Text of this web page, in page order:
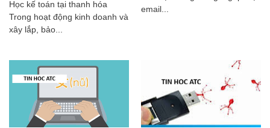
Học kế toán tại thanh hóa
Trong hoạt động kinh doanh và
xây lắp, bảo...
email...